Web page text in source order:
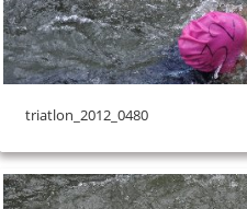
triatlon_2012_0480